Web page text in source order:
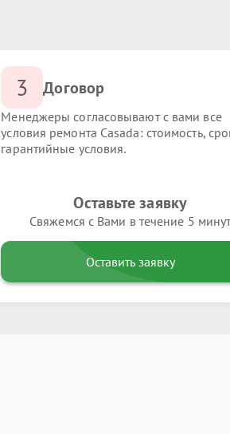
3 Договор
Менеджеры согласовывают с вами все
условия ремонта Casada: стоимость,
гарантийные условия.
Оставьте заявку
Свяжемся с Вами в течение 5
Оставить заявку